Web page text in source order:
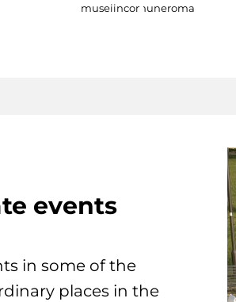
museiincomuneroma
events
in some of the
places in the